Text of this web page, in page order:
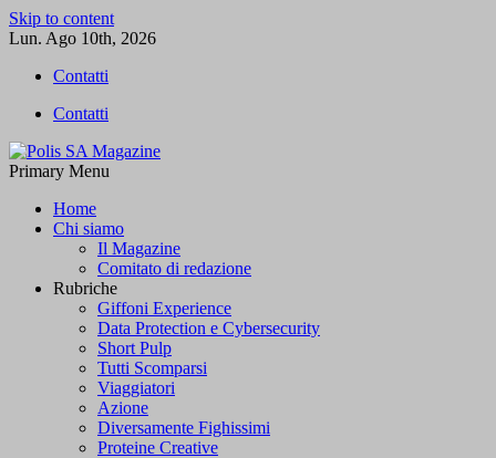
Skip to content
Lun. Ago 10th, 2026
Contatti
Contatti
Primary Menu
Home
Chi siamo
Il Magazine
Comitato di redazione
Rubriche
Giffoni Experience
Data Protection e Cybersecurity
Short Pulp
Tutti Scomparsi
Viaggiatori
Azione
Diversamente Fighissimi
Proteine Creative